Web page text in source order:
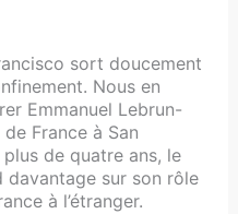
sort doucement
Nous en
Emmanuel Lebrun-
France à San
de quatre ans, le
davantage sur son rôle
à l’étranger.